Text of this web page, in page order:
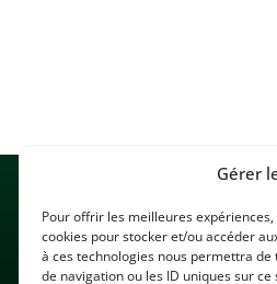
Gérer
Pour offrir les meilleures
cookies pour stocker et/ou accéder
à ces technologies nous permettra
de navigation ou les ID uniques sur